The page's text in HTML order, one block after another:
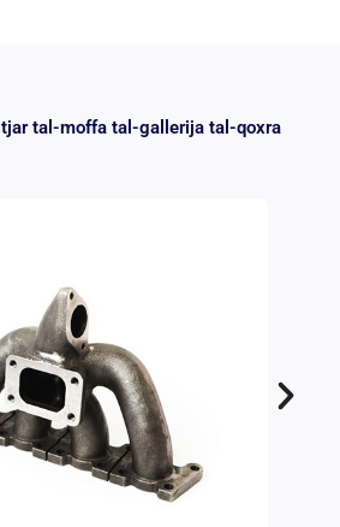
tal-moffa tal-gallerija tal-qoxra